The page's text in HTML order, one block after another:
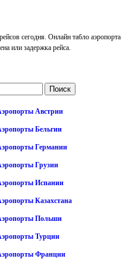
сегодня. Онлайн табло аэропорта
или задержка рейса.
Австрии
Бельгии
Германии
Грузии
Испании
Казахстана
Польши
Турции
Франции